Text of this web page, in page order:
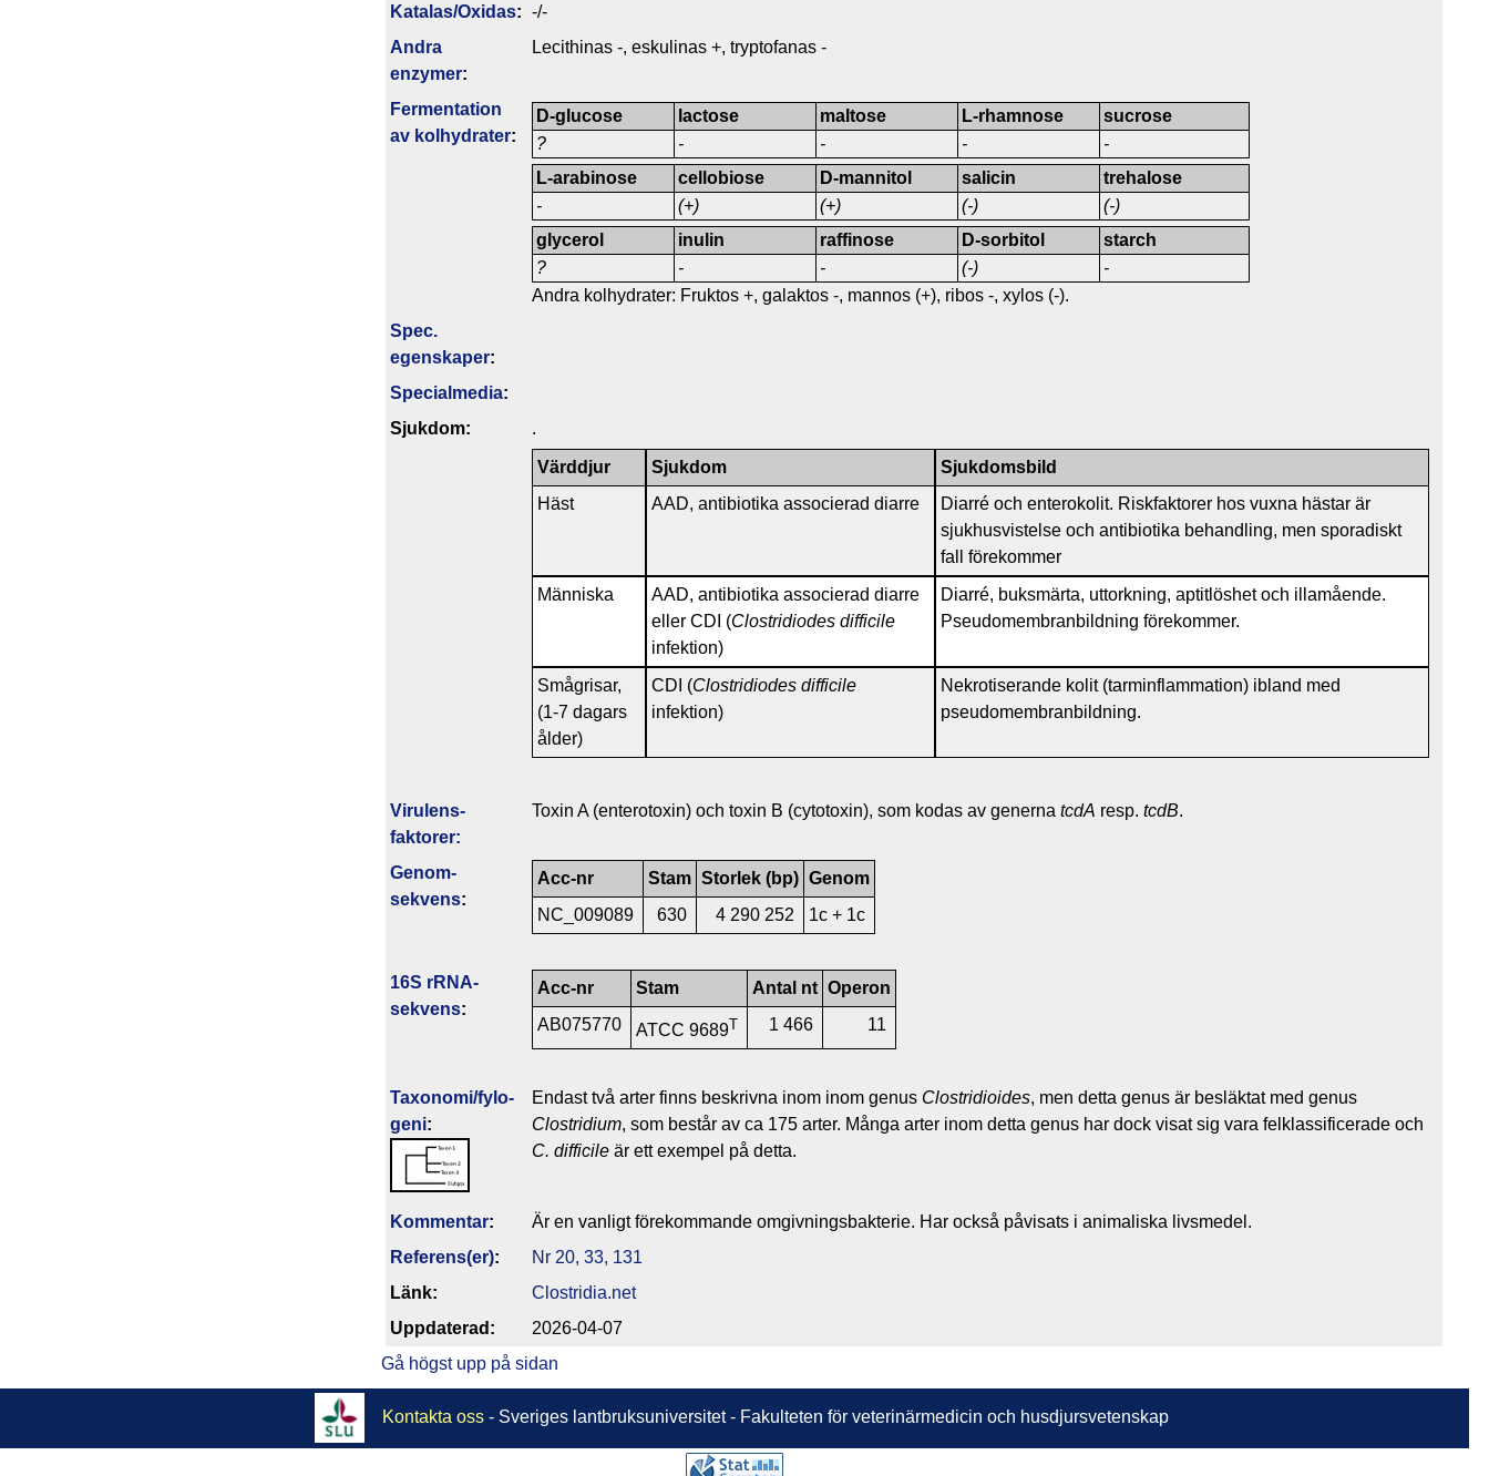
Katalas/Oxidas: -/-
Andra
enzymer:
Lecithinas -, eskulinas +, tryptofanas -
Fermentation
av kolhydrater:
D-glucose
?
lactose
-
maltose
-
L-rhamnose
-
sucrose
-
L-arabinose
-
cellobiose
(+)
D-mannitol
(+)
salicin
(-)
trehalose
(-)
glycerol
?
inulin
-
raffinose
-
D-sorbitol
(-)
starch
-
Andra kolhydrater: Fruktos +, galaktos -, mannos (+), ribos -, xylos (-).
Spec.
egenskaper:
Specialmedia:
Sjukdom:
.
Värddjur Sjukdom
Sjukdomsbild
Häst
AAD, antibiotika associerad diarre
Diarré och enterokolit. Riskfaktorer hos vuxna hästar är
sjukhusvistelse och antibiotika behandling, men sporadiskt
fall förekommer
Människa
AAD, antibiotika associerad diarre
eller CDI (Clostridiodes difficile
infektion)
Diarré, buksmärta, uttorkning, aptitlöshet och illamående.
Pseudomembranbildning förekommer.
Smågrisar,
(1-7 dagars
ålder)
CDI (Clostridiodes difficile
infektion)
Nekrotiserande kolit (tarminflammation) ibland med
pseudomembranbildning.
Virulens­
faktorer:
Toxin A (enterotoxin) och toxin B (cytotoxin), som kodas av generna tcdA resp. tcdB.
Genom­
sekvens:
Acc-nr Stam Storlek (bp) Genom
NC_009089
630 4 290 252 1c + 1c
16S rRNA-
sekvens:
Acc-nr Stam Antal nt Operon
AB075770
ATCC 9689T 1 466 11
Taxonomi/fylo­
geni:
Endast två arter finns beskrivna inom inom genus Clostridioides, men detta genus är besläktat med genus
Clostridium, som består av ca 175 arter. Många arter inom detta genus har dock visat sig vara felklassificerade och
C. difficile är ett exempel på detta.
Kommentar:
Är en vanligt förekommande omgivningsbakterie. Har också påvisats i animaliska livsmedel.
Referens(er):
Nr 20, 33, 131
Länk:
Clostridia.net
Upp­da­te­rad:
2026-04-07
Gå högst upp på sidan
Kontakta oss- Sveriges lantbruksuniversitet - Fakulteten för veterinärmedicin och husdjursvetenskap